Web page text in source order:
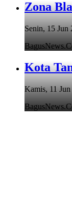
Zona
Senin, 15
Kota
Kamis, 11